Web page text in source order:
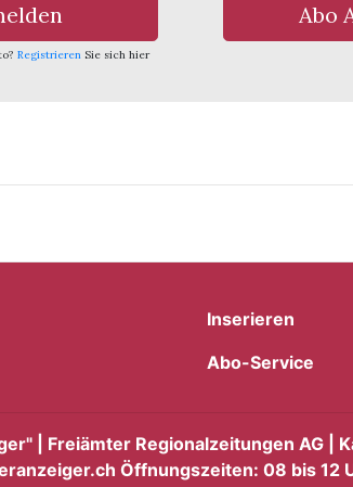
Registrieren Sie sich hier
Abo
Inserieren
Abo-Service
| Freiämter Regionalzeitungen AG |
Öffnungszeiten: 08 bis 12